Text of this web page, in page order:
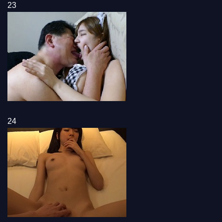
23
24